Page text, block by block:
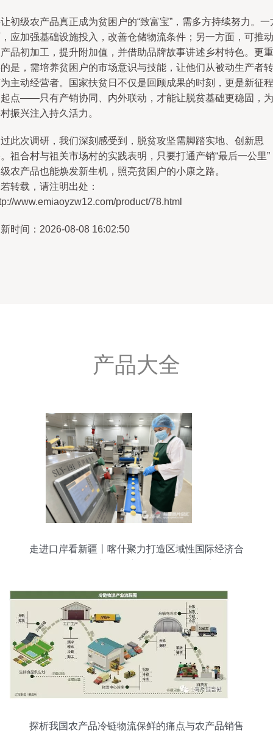
初级农产品真正成为贫困户的“致富宝”，需多方持续努力。一
应加强基础设施投入，改善仓储物流条件；另一方面，可推动
品初加工，提升附加值，并借助品牌故事讲述乡村特色。更重
是，需培养贫困户的市场意识与技能，让他们从被动生产者转
主动经营者。国家扶贫日不仅是回顾成果的时刻，更是新征程
点——只有产销协同、内外联动，才能让脱贫基础更稳固，为
振兴注入持久活力。
此次调研，我们深刻感受到，脱贫攻坚需脚踏实地、创新思
祖合村与祖关市场村的实践表明，只要打通产销“最后一公里”
农产品也能焕发新生机，照亮贫困户的小康之路。
转载，请注明出处：
www.emiaoyzw12.com/product/78.html
时间：2026-08-08 16:02:50
产品大全
走进口岸看新疆丨喀什聚力打造区域性国际经济合
探析我国农产品冷链物流保鲜的痛点与农产品销售